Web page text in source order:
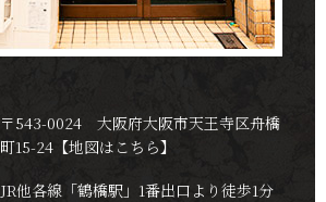
〒543-0024 大阪府大阪市天王寺区舟橋
町15-24【地図はこちら】
JR他各線「鶴橋駅」1番出口より徒歩1分